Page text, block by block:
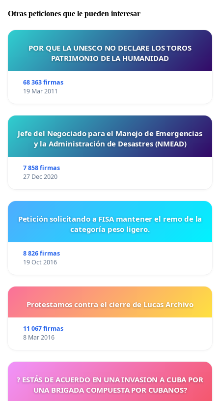
Otras peticiones que le pueden interesar
POR QUE LA UNESCO NO DECLARE LOS TOROS
PATRIMONIO DE LA HUMANIDAD
68 363 firmas
19 Mar 2011
Jefe del Negociado para el Manejo de Emergencias
y la Administración de Desastres (NMEAD)
7 858 firmas
27 Dec 2020
Petición solicitando a FISA mantener el remo de la
categoría peso ligero.
8 826 firmas
19 Oct 2016
Protestamos contra el cierre de Lucas Archivo
11 067 firmas
8 Mar 2016
? ESTÁS DE ACUERDO EN UNA INVASION A CUBA POR
UNA BRIGADA COMPUESTA POR CUBANOS?